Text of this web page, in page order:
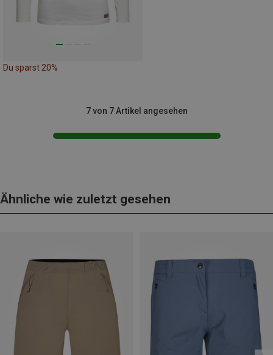
Du sparst 20%
7 von 7 Artikel angesehen
Ähnliche wie zuletzt gesehen